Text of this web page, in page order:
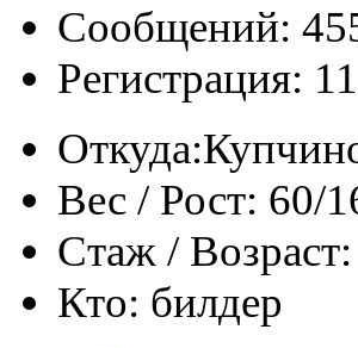
Сообщений:
Регистрация:
Откуда:
Вес / Рост: 60/
Стаж / Возраст:
Кто: билдер